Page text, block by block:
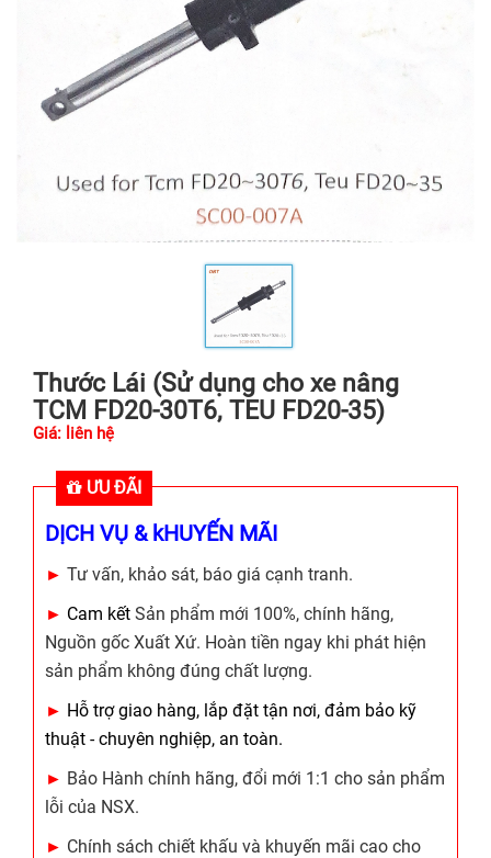
Thước Lái (Sử dụng cho xe nâng
TCM FD20-30T6, TEU FD20-35)
Giá: liên hệ
ƯU ĐÃI
DỊCH VỤ & kHUYẾN MÃI
► Tư vấn, khảo sát, báo giá cạnh tranh.
► Cam kết Sản phẩm mới 100%, chính hãng,
Nguồn gốc Xuất Xứ. Hoàn tiền ngay khi phát hiện
sản phẩm không đúng chất lượng.
► Hỗ trợ giao hàng, lắp đặt tận nơi, đảm bảo kỹ
thuật - chuyên nghiệp, an toàn.
► Bảo Hành chính hãng, đổi mới 1:1 cho sản phẩm
lỗi của NSX.
► Chính sách chiết khấu và khuyến mãi cao cho